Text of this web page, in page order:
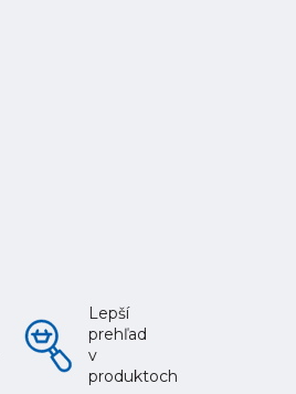
Lepší
prehľad
v
produktoch